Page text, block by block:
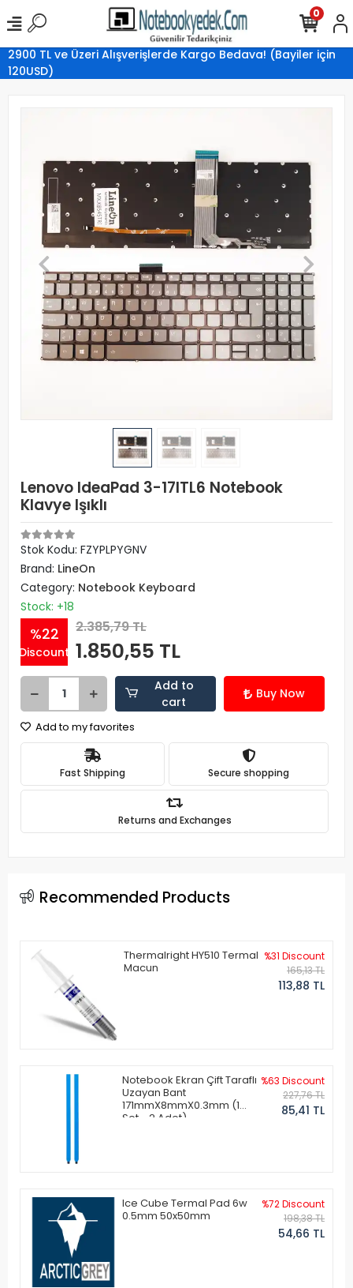
2900 TL ve Üzeri Alışverişlerde Kargo Bedava! (Bayiler için
120USD)
0
Lenovo IdeaPad 3-17ITL6 Notebook
Klavye Işıklı
Stok Kodu: FZYPLPYGNV
Brand: LineOn
Category: Notebook Keyboard
Stock: +18
%22
Discount
2.385,79 TL
1.850,55 TL
Add to
cart
Buy Now
Add to my favorites
Fast Shipping Secure shopping
Returns and Exchanges
Recommended Products
Thermalright HY510 Termal
Macun
%31 Discount
165,13 TL
113,88 TL
Notebook Ekran Çift Taraflı
Uzayan Bant
171mmX8mmX0.3mm (1
Set - 2 Adet)
%63 Discount
227,76 TL
85,41 TL
Ice Cube Termal Pad 6w
0.5mm 50x50mm
%72 Discount
198,38 TL
54,66 TL